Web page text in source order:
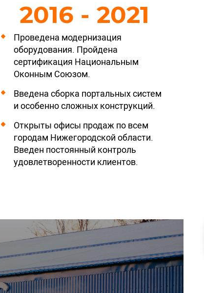
2016 - 2021
Проведена модернизация
оборудования. Пройдена
сертификация Национальным
Оконным Союзом.
Введена сборка портальных систем
и особенно сложных конструкций.
Открыты офисы продаж по всем
городам Нижегородской области.
Введен постоянный контроль
удовлетворенности клиентов.